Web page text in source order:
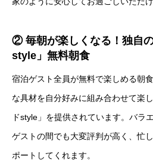
② 毎朝が楽しくなる！独自
style」無料朝食
宿泊ゲスト全員が無料で楽しめる朝
な具材を自分好みに組み合わせて楽
ドstyle」を提供されています。バラ
ゲストの間でも大変評判が高く、忙
ポートしてくれます。